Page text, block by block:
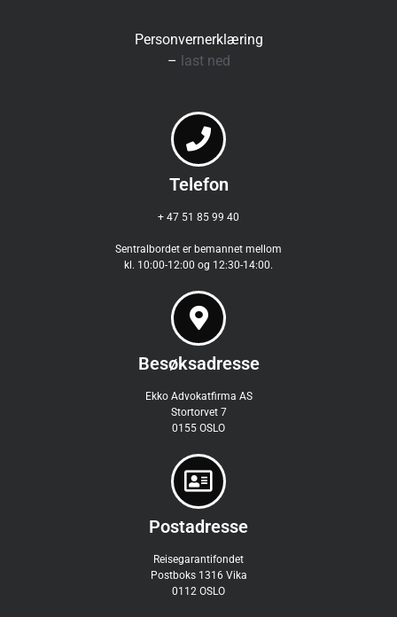
Personvernerklæring
– last ned
Telefon
+ 47 51 85 99 40
Sentralbordet er bemannet mellom
kl. 10:00-12:00 og 12:30-14:00.
Besøksadresse
Ekko Advokatfirma AS
Stortorvet 7
0155 OSLO
Postadresse
Reisegarantifondet
Postboks 1316 Vika
0112 OSLO